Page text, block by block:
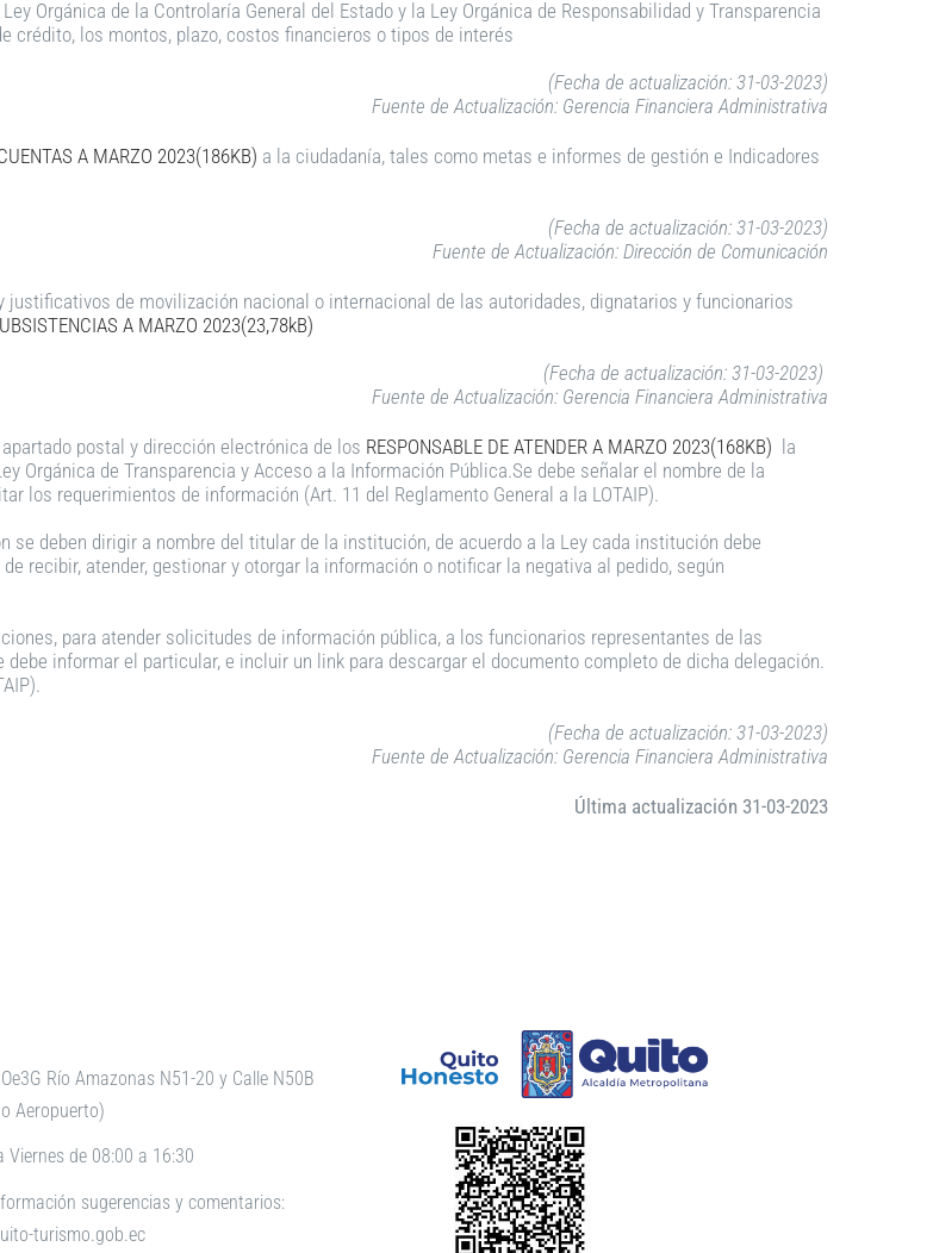
Orgánica de la Controlaría General del Estado y la Ley Orgánica de Responsabilidad y Transparencia
crédito, los montos, plazo, costos financieros o tipos de interés
(Fecha de actualización: 31-03-2023)
Fuente de Actualización: Gerencia Financiera Administrativa
A MARZO 2023(186KB) a la ciudadanía, tales como metas e informes de gestión e Indicadores
(Fecha de actualización: 31-03-2023)
Fuente de Actualización: Dirección de Comunicación
justificativos de movilización nacional o internacional de las autoridades, dignatarios y funcionarios
A MARZO 2023(23,78kB)
(Fecha de actualización: 31-03-2023)
Fuente de Actualización: Gerencia Financiera Administrativa
postal y dirección electrónica de los RESPONSABLE DE ATENDER A MARZO 2023(168KB)
la
Orgánica de Transparencia y Acceso a la Información Pública.Se debe señalar el nombre de la
los requerimientos de información (Art. 11 del Reglamento General a la LOTAIP).
se deben dirigir a nombre del titular de la institución, de acuerdo a la Ley cada institución debe
recibir, atender, gestionar y otorgar la información o notificar la negativa al pedido, según
para atender solicitudes de información pública, a los funcionarios representantes de las
informar el particular, e incluir un link para descargar el documento completo de dicha delegación.
(Fecha de actualización: 31-03-2023)
Fuente de Actualización: Gerencia Financiera Administrativa
Última actualización 31-03-2023
Río Amazonas N51-20 y Calle N50B
Aeropuerto)
Viernes de 08:00 a 16:30
sugerencias y comentarios:
turismo.gob.ec